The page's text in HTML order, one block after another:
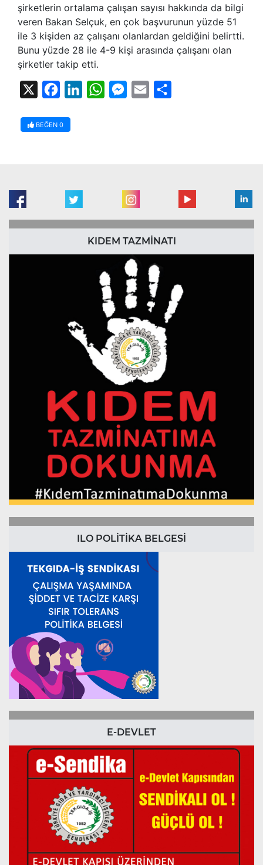
şirketlerin ortalama çalışan sayısı hakkında da bilgi
veren Bakan Selçuk, en çok başvurunun yüzde 51
ile 3 kişiden az çalışanı olanlardan geldiğini belirtti.
Bunu yüzde 28 ile 4-9 kişi arasında çalışanı olan
şirketler takip etti.
FacebookLinkedInWhatsAppMessenger
Email
BEĞEN 0
KIDEM TAZMİNATI
ILO POLİTİKA BELGESİ
E-DEVLET